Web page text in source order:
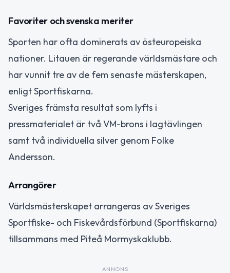
Favoriter och svenska meriter
Sporten har ofta dominerats av östeuropeiska
nationer. Litauen är regerande världsmästare och
har vunnit tre av de fem senaste mästerskapen,
enligt Sportfiskarna.
Sveriges främsta resultat som lyfts i
pressmaterialet är två VM-brons i lagtävlingen
samt två individuella silver genom Folke
Andersson.
Arrangörer
Världsmästerskapet arrangeras av Sveriges
Sportfiske- och Fiskevårdsförbund (Sportfiskarna)
tillsammans med Piteå Mormyskaklubb.
ANNONS